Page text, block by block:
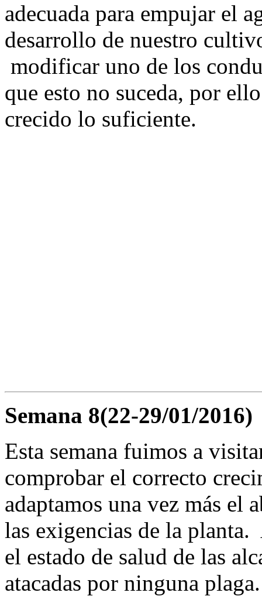
adecuada para empujar el
desarrollo de nuestro
modificar uno de los
que esto no suceda, por
crecido lo suficiente.
Semana 8(22-29/01/2016)
Esta semana fuimos a
comprobar el correcto
adaptamos una vez más el
las exigencias de la
el estado de salud de las
atacadas por ninguna plaga.